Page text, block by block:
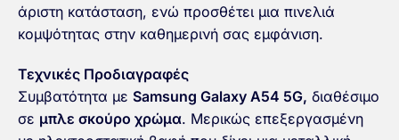
άριστη κατάσταση, ενώ προσθέτει μια πινελιά
κομψότητας στην καθημερινή σας εμφάνιση.
Τεχνικές Προδιαγραφές
Συμβατότητα με Samsung Galaxy A54 5G, διαθέσιμο
σε μπλε σκούρο χρώμα. Μερικώς επεξεργασμένη